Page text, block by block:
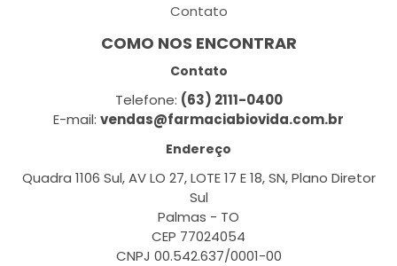
Contato
COMO NOS ENCONTRAR
Contato
Telefone: (63) 2111-0400
E-mail: vendas@farmaciabiovida.com.br
Endereço
Quadra 1106 Sul, AV LO 27, LOTE 17 E 18, SN, Plano Diretor
Sul
Palmas - TO
CEP 77024054
CNPJ 00.542.637/0001-00